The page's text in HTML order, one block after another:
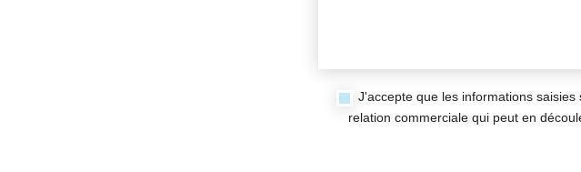
J'accepte que les informations
relation commerciale qui peut en